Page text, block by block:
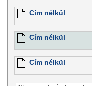
Cím nélkül
Cím nélkül
Cím nélkül